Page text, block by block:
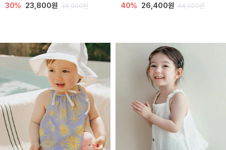
30% 23,800원 34,000원 40% 26,400원 44,000원